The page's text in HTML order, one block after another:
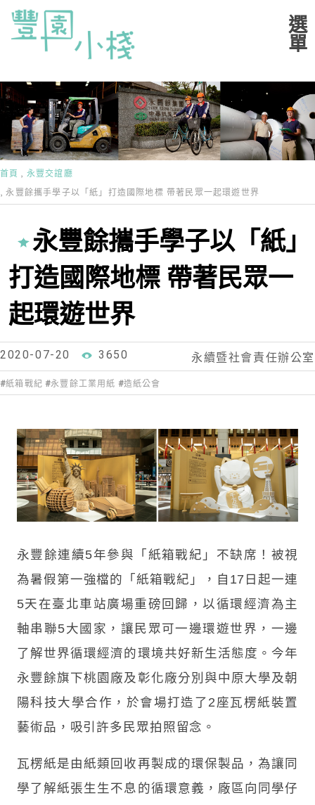
首頁
永豐交誼廳
永豐餘攜手學子以「紙」打造國際地標 帶著民眾一起環遊世界
永豐餘攜手學子以「紙」
打造國際地標 帶著民眾一
起環遊世界
2020-07-20 3650 永續暨社會責任辦公室
紙箱戰紀 永豐餘工業用紙 造紙公會
永豐餘連續5年參與「紙箱戰紀」不缺席！被視
為暑假第一強檔的「紙箱戰紀」，自17日起一連
5天在臺北車站廣場重磅回歸，以循環經濟為主
軸串聯5大國家，讓民眾可一邊環遊世界，一邊
了解世界循環經濟的環境共好新生活態度。今年
永豐餘旗下桃園廠及彰化廠分別與中原大學及朝
陽科技大學合作，於會場打造了2座瓦楞紙裝置
藝術品，吸引許多民眾拍照留念。
瓦楞紙是由紙類回收再製成的環保製品，為讓同
學了解紙張生生不息的循環意義，廠區向同學仔